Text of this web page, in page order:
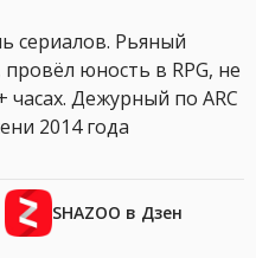
сериалов. Рьяный
юность в RPG, не
часах. Дежурный по ARC
2014 года
SHAZOO в Дзен